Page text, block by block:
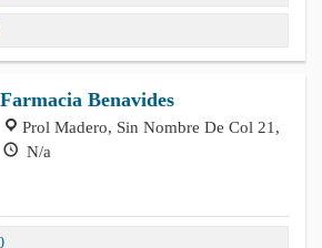
Farmacia Benavides
Prol Madero, Sin Nombre De Col 21,
N/a